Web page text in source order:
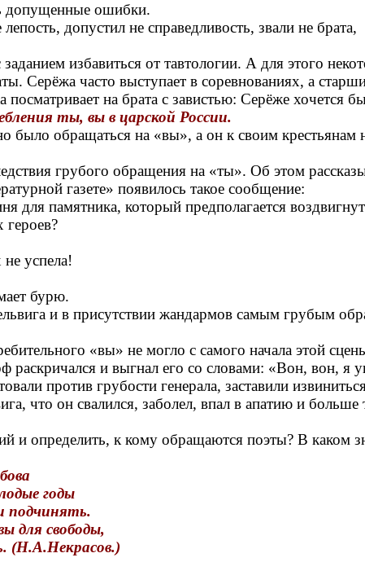
допущенные ошибки.
допустил не справедливость, звали не
избавиться от тавтологии. А для этого
часто выступает в соревнованиях, а
посматривает на брата с завистью: Серёже хочется
ты, вы в царской России.
обращаться на «вы», а он к своим крестьянам
грубого обращения на «ты». Об этом
газете» появилось такое сообщение:
для памятника, который предполагается
успела!
бурю.
и в присутствии жандармов самым грубым
«вы» не могло с самого начала этой сцены
и выгнал его со словами: «Вон, вон, я
против грубости генерала, заставили
что он свалился, заболел, впал в апатию и больше
и определить, к кому обращаются поэты? В каком
годы
свободы,